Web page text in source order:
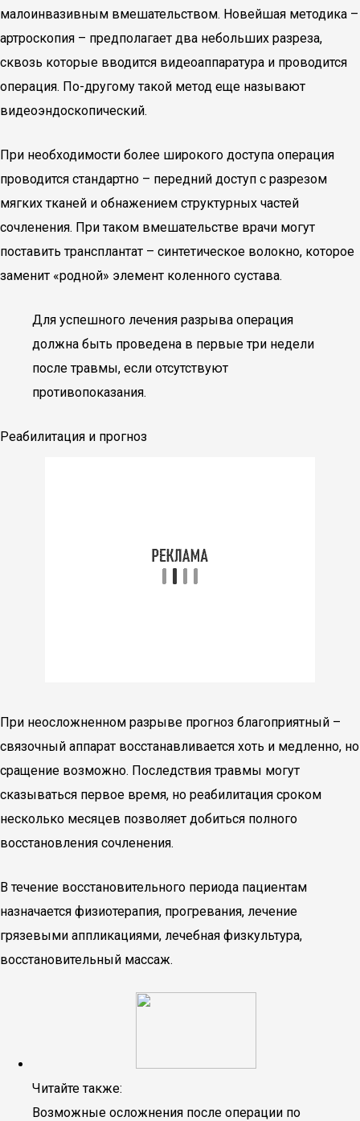
малоинвазивным вмешательством. Новейшая методика –
артроскопия – предполагает два небольших разреза,
сквозь которые вводится видеоаппаратура и проводится
операция. По-другому такой метод еще называют
видеоэндоскопический.
При необходимости более широкого доступа операция
проводится стандартно – передний доступ с разрезом
мягких тканей и обнажением структурных частей
сочленения. При таком вмешательстве врачи могут
поставить трансплантат – синтетическое волокно, которое
заменит «родной» элемент коленного сустава.
Для успешного лечения разрыва операция
должна быть проведена в первые три недели
после травмы, если отсутствуют
противопоказания.
Реабилитация и прогноз
При неосложненном разрыве прогноз благоприятный –
связочный аппарат восстанавливается хоть и медленно, но
сращение возможно. Последствия травмы могут
сказываться первое время, но реабилитация сроком
несколько месяцев позволяет добиться полного
восстановления сочленения.
В течение восстановительного периода пациентам
назначается физиотерапия, прогревания, лечение
грязевыми аппликациями, лечебная физкультура,
восстановительный массаж.
Читайте также:
Возможные осложнения после операции по